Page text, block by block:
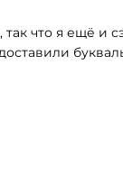
что я ещё и